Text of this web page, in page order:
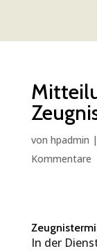
von hpadmin |
Kommentare
In der